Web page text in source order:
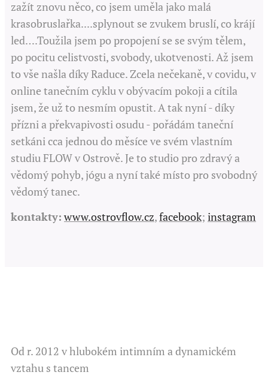
zažít znovu něco, co jsem uměla jako malá
krasobruslařka....splynout se zvukem bruslí, co krájí
led….Toužila jsem po propojení se se svým tělem,
po pocitu celistvosti, svobody, ukotvenosti. Až jsem
to vše našla díky Raduce. Zcela nečekaně, v covidu, v
online tanečním cyklu v obývacím pokoji a cítila
jsem, že už to nesmím opustit. A tak nyní - díky
přízni a překvapivosti osudu - pořádám taneční
setkáni cca jednou do měsíce ve svém vlastním
studiu FLOW v Ostrově. Je to studio pro zdravý a
vědomý pohyb, jógu a nyní také místo pro svobodný
vědomý tanec.
kontakty: www.ostrovflow.cz,facebook; instagram
Od r. 2012 v hlubokém intimním a dynamickém
vztahu s tancem ️♥️